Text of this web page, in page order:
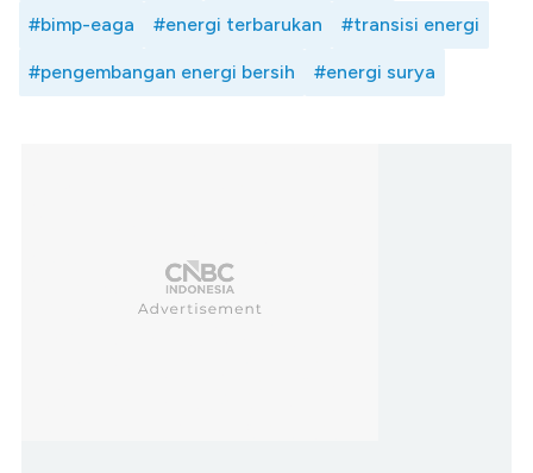
#bimp-eaga #energi terbarukan #transisi energi
#pengembangan energi bersih #energi surya